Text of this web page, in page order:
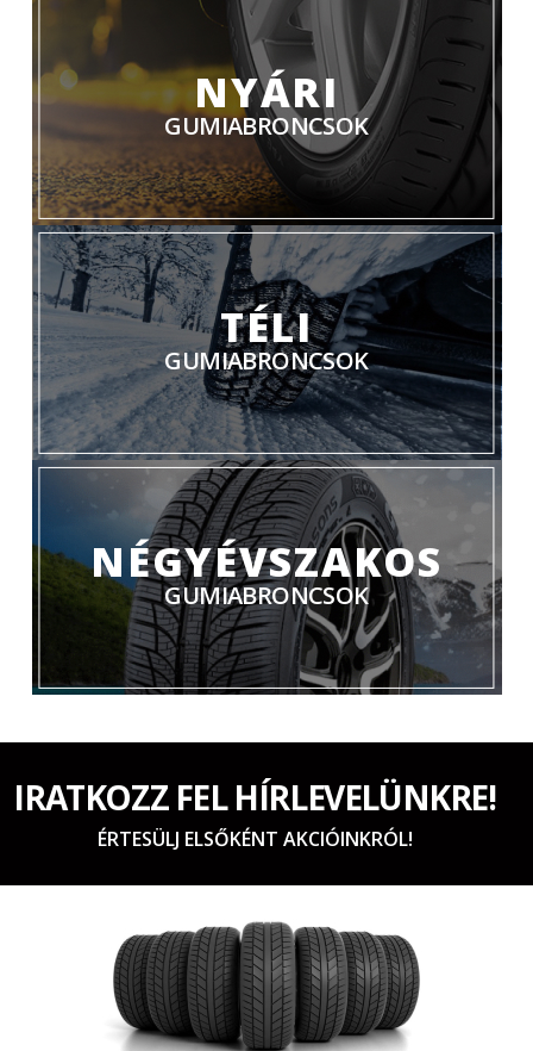
NYÁRI
GUMIABRONCSOK
TÉLI
GUMIABRONCSOK
NÉGYÉVSZAKOS
GUMIABRONCSOK
IRATKOZZ FEL HÍRLEVELÜNKRE!
ÉRTESÜLJ ELSŐKÉNT AKCIÓINKRÓL!